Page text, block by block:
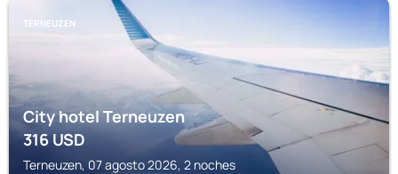
TERNEUZEN
City hotel Terneuzen
316USD
Terneuzen, 07 agosto 2026, 2 noches